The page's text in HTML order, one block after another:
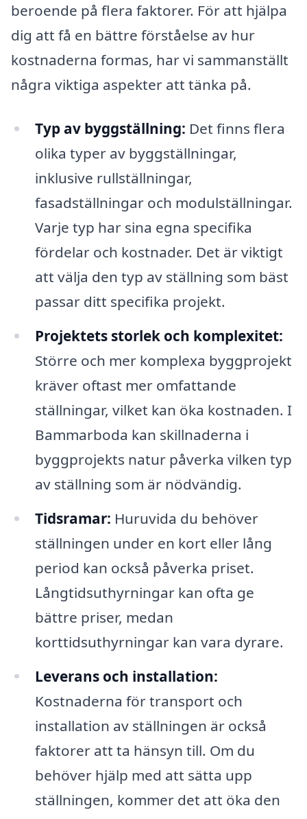
beroende på flera faktorer. För att hjälpa
dig att få en bättre förståelse av hur
kostnaderna formas, har vi sammanställt
några viktiga aspekter att tänka på.
Typ av byggställning: Det finns flera
olika typer av byggställningar,
inklusive rullställningar,
fasadställningar och modulställningar.
Varje typ har sina egna specifika
fördelar och kostnader. Det är viktigt
att välja den typ av ställning som bäst
passar ditt specifika projekt.
Projektets storlek och komplexitet:
Större och mer komplexa byggprojekt
kräver oftast mer omfattande
ställningar, vilket kan öka kostnaden. I
Bammarboda kan skillnaderna i
byggprojekts natur påverka vilken typ
av ställning som är nödvändig.
Tidsramar: Huruvida du behöver
ställningen under en kort eller lång
period kan också påverka priset.
Långtidsuthyrningar kan ofta ge
bättre priser, medan
korttidsuthyrningar kan vara dyrare.
Leverans och installation:
Kostnaderna för transport och
installation av ställningen är också
faktorer att ta hänsyn till. Om du
behöver hjälp med att sätta upp
ställningen, kommer det att öka den